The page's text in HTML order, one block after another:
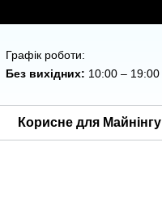
Графік роботи:
Без вихідних: 10:00 – 19:00
Корисне для Майнінгу